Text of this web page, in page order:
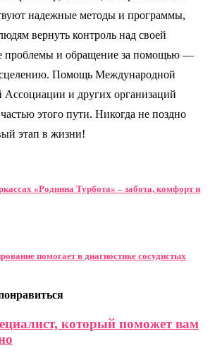
надежные методы и программы,
вернуть контроль над своей
проблемы и обращение за помощью —
Помощь Международной
Ассоциации и других организаций
этого пути. Никогда не поздно
этап в жизни!
«Родинна Турбота» – забота, комфорт и
помогает в диагностике сосудистых
который поможет вам